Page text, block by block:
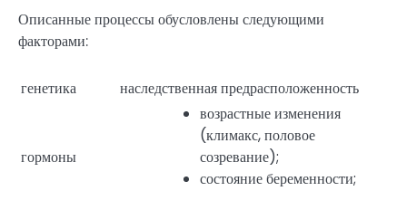
Описанные процессы обусловлены следующими
факторами:
генетика наследственная предрасположенность
гормоны
возрастные изменения
(климакс, половое
созревание);
состояние беременности;